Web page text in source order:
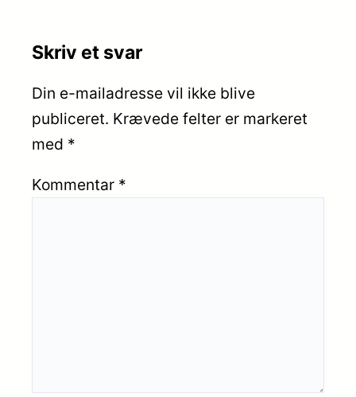
Skriv et svar
Din e-mailadresse vil ikke blive
publiceret. Krævede felter er markeret
med *
Kommentar *